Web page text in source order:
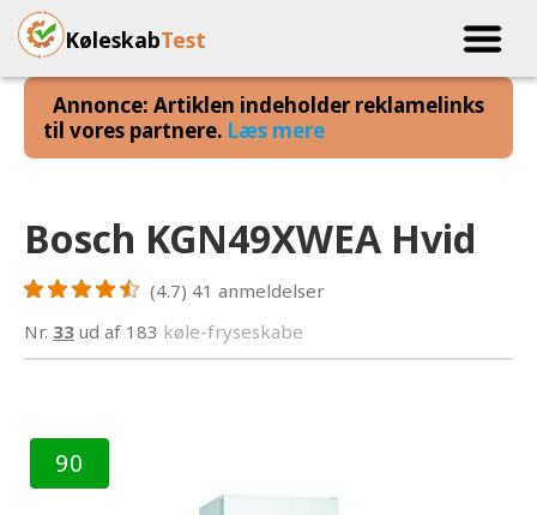
KøleskabTest
Annonce: Artiklen indeholder reklamelinks
til vores partnere. Læs mere
Bosch KGN49XWEA Hvid
(4.7) 41 anmeldelser
Nr. 33 ud af 183 køle-fryseskabe
90